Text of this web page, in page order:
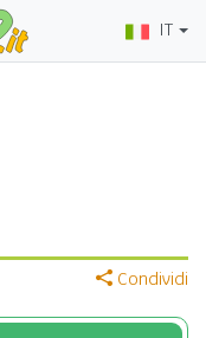
IT
Condividi